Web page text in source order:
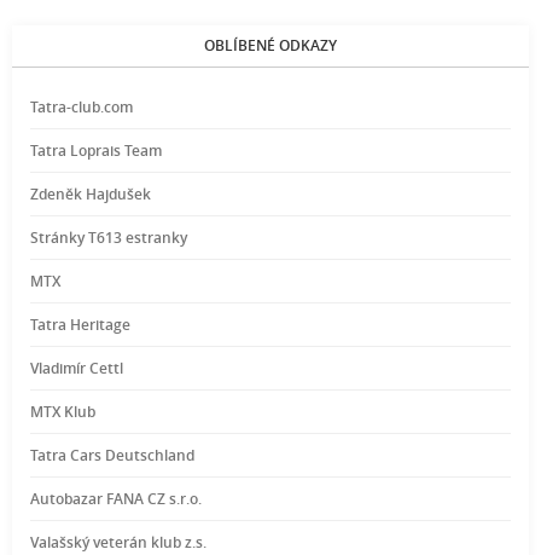
OBLÍBENÉ ODKAZY
Tatra-club.com
Tatra Loprais Team
Zdeněk Hajdušek
Stránky T613 estranky
MTX
Tatra Heritage
Vladimír Cettl
MTX Klub
Tatra Cars Deutschland
Autobazar FANA CZ s.r.o.
Valašský veterán klub z.s.